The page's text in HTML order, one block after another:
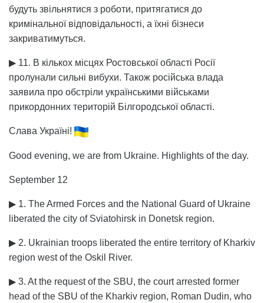
будуть звільнятися з роботи, притягатися до
кримінальної відповідальності, а їхні бізнеси
закриватимуться.
▶ 11. В кількох місцях Ростовської області Росії
пролунали сильні вибухи. Також російська влада
заявила про обстріли українськими військами
прикордонних територій Білгородської області.
Слава Україні!
Good evening, we are from Ukraine. Highlights of the day.
September 12
▶ 1. The Armed Forces and the National Guard of Ukraine
liberated the city of Sviatohirsk in Donetsk region.
▶ 2. Ukrainian troops liberated the entire territory of Kharkiv
region west of the Oskil River.
▶ 3. At the request of the SBU, the court arrested former
head of the SBU of the Kharkiv region, Roman Dudin, who